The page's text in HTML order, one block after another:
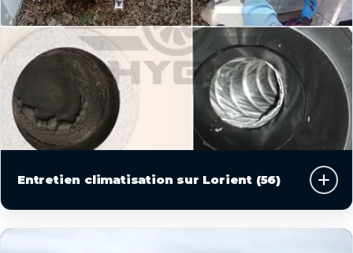
Entretien climatisation sur Lorient (56)